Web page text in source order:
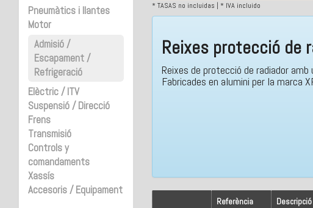
Pneumàtics i llantes
Motor
Admisió /
Escapament /
Refrigeració
Elèctric / ITV
Suspensió / Direcció
Frens
Transmisió
Controls y
comandaments
Xassís
Accesoris / Equipament
* TASAS no incluidas | * IVA incluido
Reixes protecció de
Reixes de protecció de radiador
Fabricades en alumini per la marca
Referència Descripció